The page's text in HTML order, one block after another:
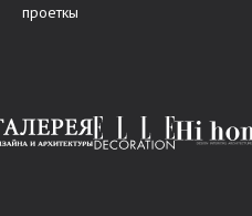
проеткы